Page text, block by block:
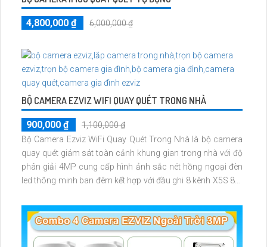
4,800,000 ₫ 6,000,000 ₫
BỘ CAMERA EZVIZ WIFI QUAY QUÉT TRONG NHÀ
900,000 ₫
1,100,000 ₫
Bộ Camera Ezviz WiFi Quay Quét Trong Nhà là bộ camera
quay quét giám sát toàn cảnh khung gian trong nhà với độ
phân giải 4MP cung cấp hình ảnh sắc nét hồng ngoại đèn
led thông minh ban đêm kết hợp với đầu ghi 8 kênh X5S 8W